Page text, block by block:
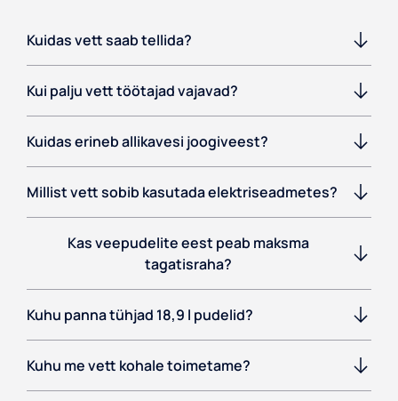
Kuidas vett saab tellida?
Kui palju vett töötajad vajavad?
Kuidas erineb allikavesi joogiveest?
Millist vett sobib kasutada elektriseadmetes?
Kas veepudelite eest peab maksma
tagatisraha?
Kuhu panna tühjad 18,9 l pudelid?
Kuhu me vett kohale toimetame?